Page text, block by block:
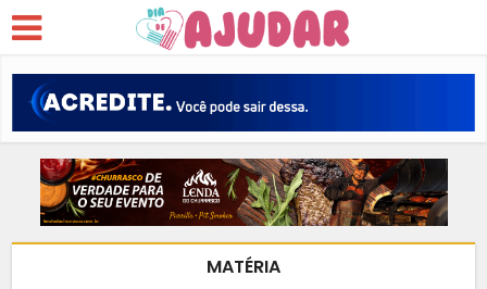
MATÉRIA